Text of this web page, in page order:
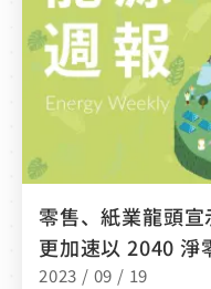
零售、紙業龍頭
更加速以 2040 淨
2023 / 09 / 19